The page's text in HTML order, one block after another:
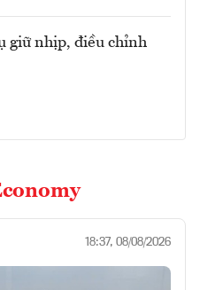
giữ nhịp, điều chỉnh
18:37, 08/08/2026